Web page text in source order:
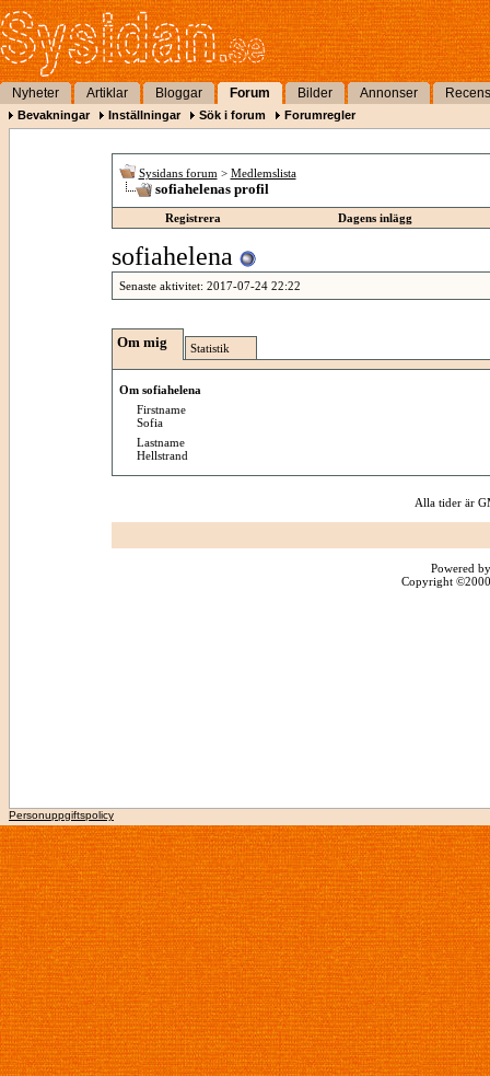
Nyheter Artiklar Bloggar Forum Bilder Annonser
Bevakningar Inställningar Sök i forum Forumregler
Sysidans forum > Medlemslista
sofiahelenas profil
Registrera Dagens inlägg
sofiahelena
Senaste aktivitet: 2017-07-24 22:22
Om mig Statistik
Om sofiahelena
Firstname
Sofia
Lastname
Hellstrand
Alla tider är
Powered
Copyright
Personuppgiftspolicy